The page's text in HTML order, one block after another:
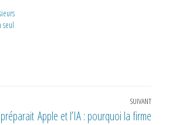
seul
SUIVANT
Apple et l’IA : pourquoi la firme